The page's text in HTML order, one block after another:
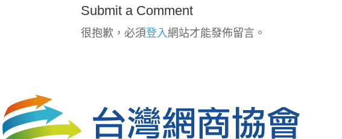
Submit a Comment
很抱歉，必須登入 網站才能發佈留言。